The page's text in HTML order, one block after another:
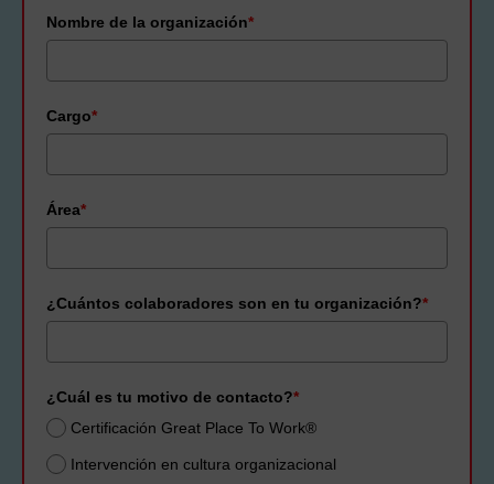
Nombre de la organización*
Cargo*
Área*
¿Cuántos colaboradores son en tu organización?*
¿Cuál es tu motivo de contacto?*
Certificación Great Place To Work®
Intervención en cultura organizacional